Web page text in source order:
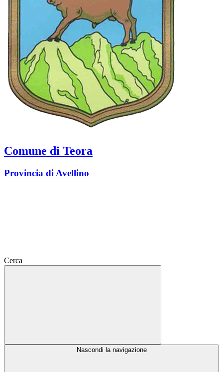
Comune di Teora
Provincia di Avellino
Cerca
Nascondi la navigazione